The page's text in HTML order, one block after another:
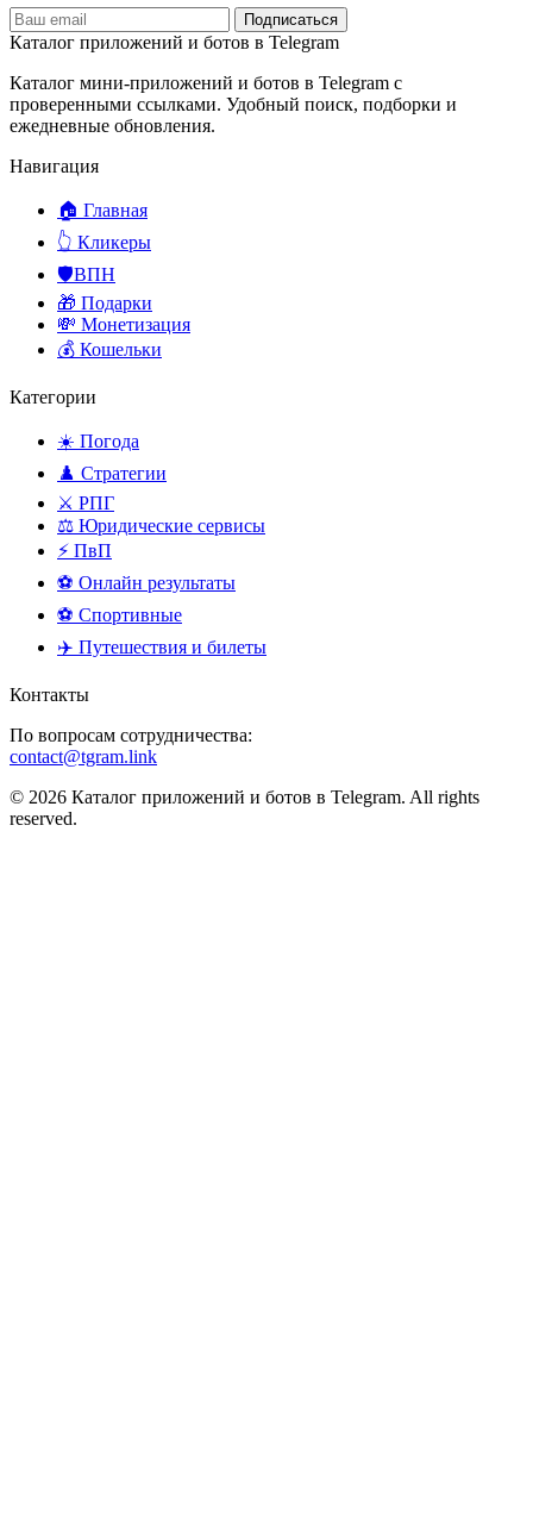
Подписаться
Каталог приложений и ботов в Telegram
Каталог мини-приложений и ботов в Telegram с
проверенными ссылками. Удобный поиск, подборки и
ежедневные обновления.
Навигация
🏠 Главная
👆 Кликеры
🛡️ВПН
🎁 Подарки
💸 Монетизация
💰 Кошельки
Категории
☀️ Погода
♟️ Стратегии
⚔️ РПГ
⚖️ Юридические сервисы
⚡ ПвП
⚽ Онлайн результаты
⚽ Спортивные
✈️ Путешествия и билеты
Контакты
По вопросам сотрудничества:
contact@tgram.link
© 2026 Каталог приложений и ботов в Telegram. All rights
reserved.